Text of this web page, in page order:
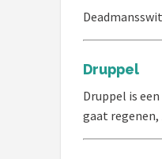
Druppel
Druppel is
gaat